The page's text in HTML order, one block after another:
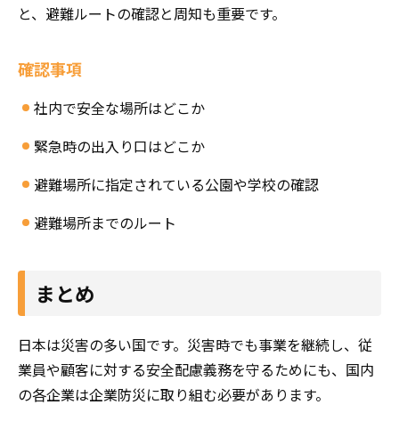
と、避難ルートの確認と周知も重要です。
確認事項
社内で安全な場所はどこか
緊急時の出入り口はどこか
避難場所に指定されている公園や学校の確認
避難場所までのルート
まとめ
日本は災害の多い国です。災害時でも事業を継続し、従
業員や顧客に対する安全配慮義務を守るためにも、国内
の各企業は企業防災に取り組む必要があります。